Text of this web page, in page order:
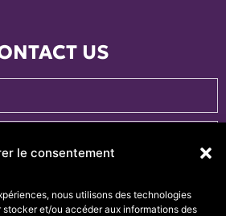
le consentement
nous utilisons des technologies
et/ou accéder aux informations des
US